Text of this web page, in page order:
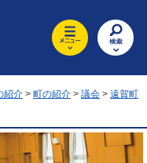
紹介 > 町の紹介 > 議会 > 遠賀町